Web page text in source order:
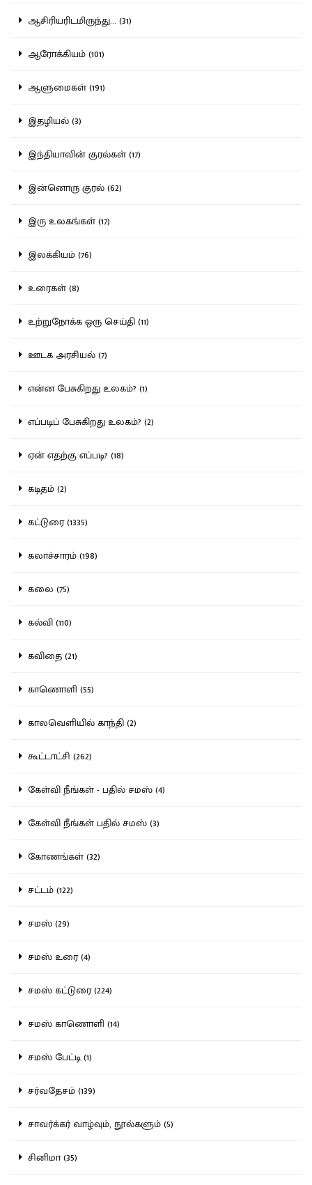
ஆசிரியரிடமிருந்து... (31)
ஆரோக்கியம் (101)
ஆளுமைகள் (191)
இதழியல் (3)
இந்தியாவின் குரல்கள் (17)
இன்னொரு குரல் (62)
இரு உலகங்கள் (17)
இலக்கியம் (76)
உரைகள் (8)
உற்றுநோக்க ஒரு செய்தி (11)
ஊடக அரசியல் (7)
என்ன பேசுகிறது உலகம்? (1)
எப்படிப் பேசுகிறது உலகம்? (2)
ஏன் எதற்கு எப்படி? (18)
கடிதம் (2)
கட்டுரை (1335)
கலாச்சாரம் (198)
கலை (75)
கல்வி (110)
கவிதை (21)
காணொளி (55)
காலவெளியில் காந்தி (2)
கூட்டாட்சி (262)
கேள்வி நீங்கள் - பதில் சமஸ் (4)
கேள்வி நீங்கள் பதில் சமஸ் (3)
கோணங்கள் (32)
சட்டம் (122)
சமஸ் (29)
சமஸ் உரை (4)
சமஸ் கட்டுரை (224)
சமஸ் காணொளி (14)
சமஸ் பேட்டி (1)
சர்வதேசம் (139)
சாவர்க்கர் வாழ்வும், நூல்களும் (5)
சினிமா (35)